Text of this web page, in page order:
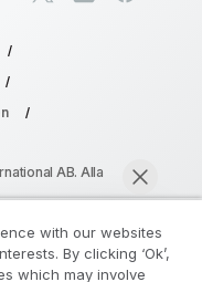
AB. Alla
with our websites
By clicking ‘Ok’,
which may involve